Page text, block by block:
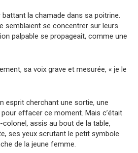
la chamade dans sa poitrine.
semblaient se concentrer sur leurs
palpable se propageait, comme une
sa voix grave et mesurée, « je le
esprit cherchant une sortie, une
pour effacer ce moment. Mais c’était
assis au bout de la table,
ses yeux scrutant le petit symbole
de la jeune femme.